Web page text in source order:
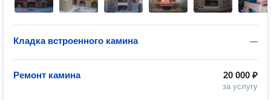
—
Кладка встроенного камина
20 000 ₽
за услугу
Ремонт камина